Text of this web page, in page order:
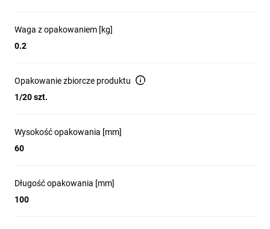
Waga z opakowaniem [kg]
0.2
Opakowanie zbiorcze produktu
1/20 szt.
Wysokość opakowania [mm]
60
Długość opakowania [mm]
100